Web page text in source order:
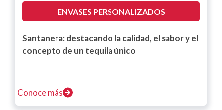
ENVASES PERSONALIZADOS
Santanera: destacando la calidad, el sabor y el
concepto de un tequila único
Conoce más